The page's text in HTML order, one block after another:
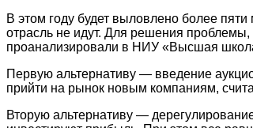
В этом году будет выловлено более
отрасль не идут. Для решения
проанализировали в НИУ «Высшая
Первую альтернативу — введение
прийти на рынок новым компаниям,
Вторую альтернативу —